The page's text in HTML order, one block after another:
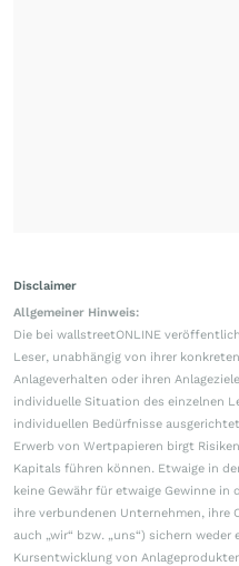
Disclaimer
Allgemeiner Hinweis:
Die bei wallstreetONLINE
Leser, unabhängig von ihrer
Anlageverhalten oder ihren
individuelle Situation des einzelnen
individuellen Bedürfnisse
Erwerb von Wertpapieren birgt
Kapitals führen können. Etwaige in
keine Gewähr für etwaige Gewinne in
ihre verbundenen Unternehmen, ihre
auch „wir“ bzw. „uns“) sichern
Kursentwicklung von